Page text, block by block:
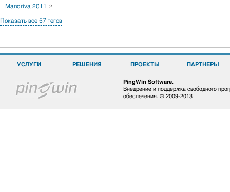
Mandriva 2011 2
Показать все 57 тегов
УСЛУГИ РЕШЕНИЯ ПРОЕКТЫ ПАРТНЕРЫ
PingWin Software.
Внедрение и поддержка свободного
обеспечения. © 2009-2013